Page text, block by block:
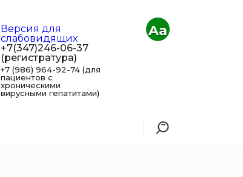
Версия для
слабовидящих
+7(347)246-06-37
(регистратура)
+7 (986) 964-92-74 (для
пациентов с
хроническими
вирусными гепатитами)
Aa